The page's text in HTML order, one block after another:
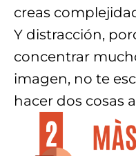
creas
Y distracción,
concentrar
imagen, no te
hacer dos cosas